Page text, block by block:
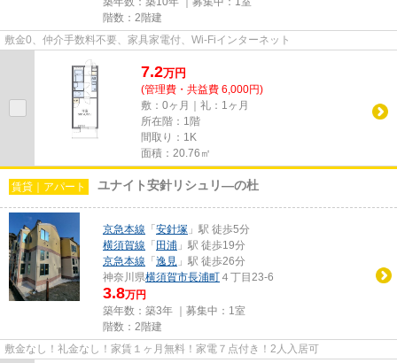
階数：2階建
敷金0、仲介手数料不要、家具家電付、Wi-Fiインターネット
7.2万円
(管理費・共益費 6,000円)
敷：0ヶ月｜礼：1ヶ月
所在階：1階
間取り：1K
面積：20.76㎡
賃貸｜アパート ユナイト安針リシュリ―の杜
京急本線 「 安針塚 」駅 徒歩5分
横須賀線 「 田浦 」駅 徒歩19分
京急本線 「 逸見 」駅 徒歩26分
神奈川県横須賀市長浦町 ４丁目23-6
3.8万円
築年数：築3年 ｜募集中： 1室
階数：2階建
敷金なし！礼金なし！家賃１ヶ月無料！家電７点付き！2人入居可